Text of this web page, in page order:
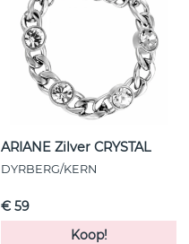
ARIANE Zilver CRYSTAL
DYRBERG/KERN
€ 59
Koop!